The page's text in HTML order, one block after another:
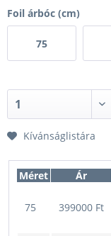
Foil árbóc (cm)
75
Kívánságlistára
Méret Ár
75 399000 Ft